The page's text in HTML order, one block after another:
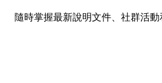
隨時掌握最新說明文件、社群活動